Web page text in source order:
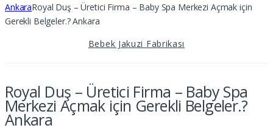
AnkaraRoyal Duş – Üretici Firma – Baby Spa Merkezi Açmak için
Gerekli Belgeler.? Ankara
Bebek Jakuzi Fabrikası
Royal Duş – Üretici Firma – Baby Spa
Merkezi Açmak için Gerekli Belgeler.?
Ankara